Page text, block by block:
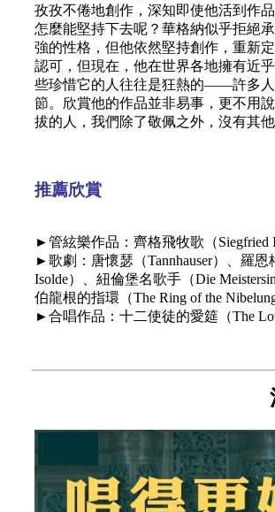
孜孜不倦地創作，深知即使他活到作
怎麼能堅持下去呢？華格納似乎拒絕
強的性格，但他依然堅持創作，重新
認可，但現在，他在世界各地擁有近
些珍惜它的人往往是狂熱的——許多
節。欣賞他的作品並非易事，更不用
拔的人，我們除了敬佩之外，沒有其
推薦欣賞
►管絃樂作品：齊格飛牧歌（Siegfried
►歌劇：唐懷瑟（Tannhauser）、羅
Isolde）、紐倫堡名歌手（Die
伯龍根的指環（The Ring of the
►合唱作品：十二使徒的愛筵（The